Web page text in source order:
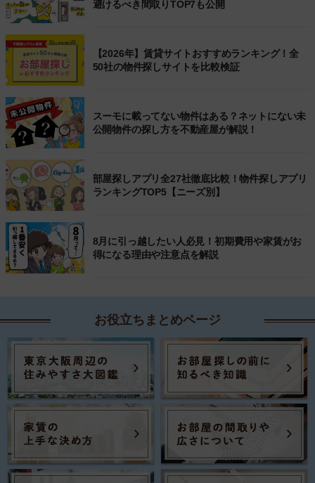
避けるべき間取りTOP7も公開
【2026年】賃貸サイトおすすめランキング！全
50社の物件探しサイトを比較検証
スーモに載ってない物件はある？ネットにない未
公開物件の探し方を不動産屋が解説！
部屋探しアプリ全27社徹底比較！物件探しアプリ
ランキングTOP5【ニーズ別】
8月に引っ越したい人必見！初期費用や家賃がお
得になる理由や注意点を解説
お役立ちまとめページ